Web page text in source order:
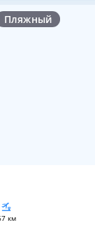
Пляжный
67 км